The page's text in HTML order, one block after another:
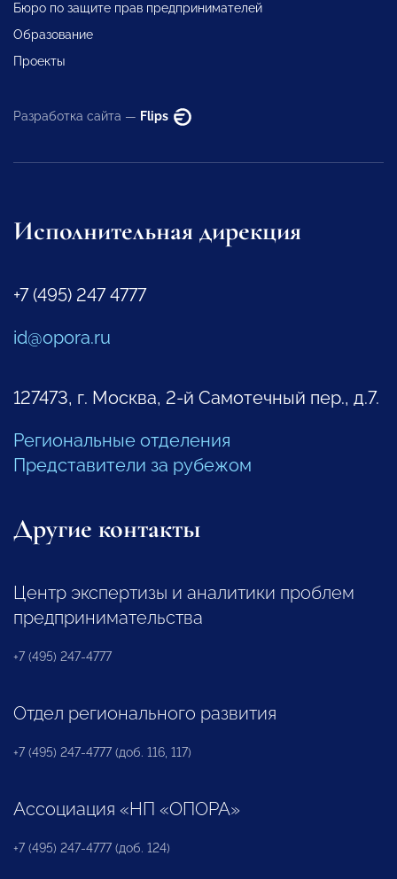
Бюро по защите прав предпринимателей
Образование
Проекты
Разработка сайта — Flips
Исполнительная дирекция
+7 (495) 247 4777
id@opora.ru
127473, г. Москва, 2-й Самотечный пер., д.7.
Региональные отделения
Представители за рубежом
Другие контакты
Центр экспертизы и аналитики проблем
предпринимательства
+7 (495) 247-4777
Отдел регионального развития
+7 (495) 247-4777 (доб. 116, 117)
Ассоциация «НП «ОПОРА»
+7 (495) 247-4777 (доб. 124)